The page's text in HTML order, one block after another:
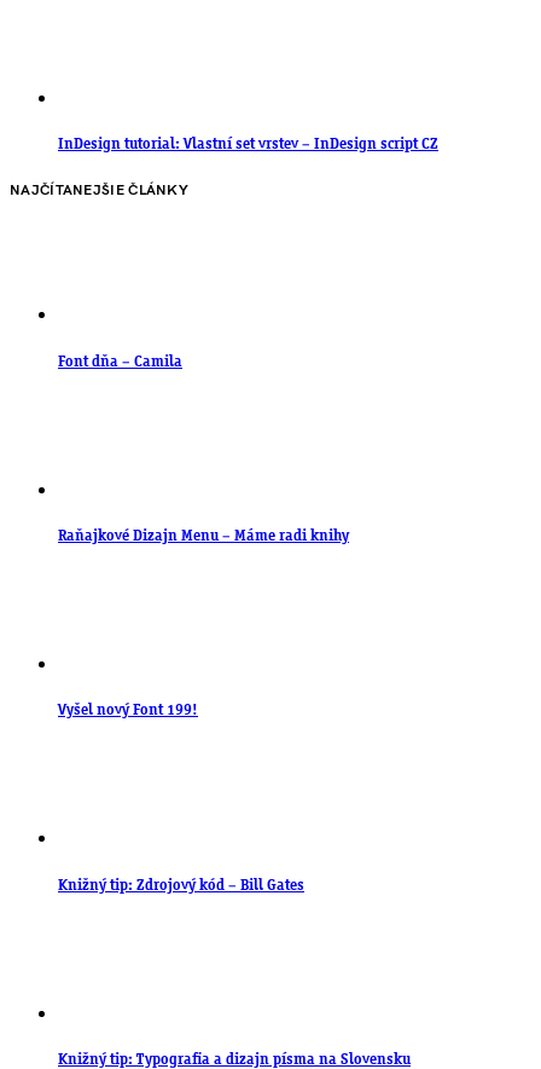
InDesign tutorial: Vlastní set vrstev – InDesign script CZ
NAJČÍTANEJŠIE ČLÁNKY
Font dňa – Camila
Raňajkové Dizajn Menu – Máme radi knihy
Vyšel nový Font 199!
Knižný tip: Zdrojový kód – Bill Gates
Knižný tip: Typografia a dizajn písma na Slovensku